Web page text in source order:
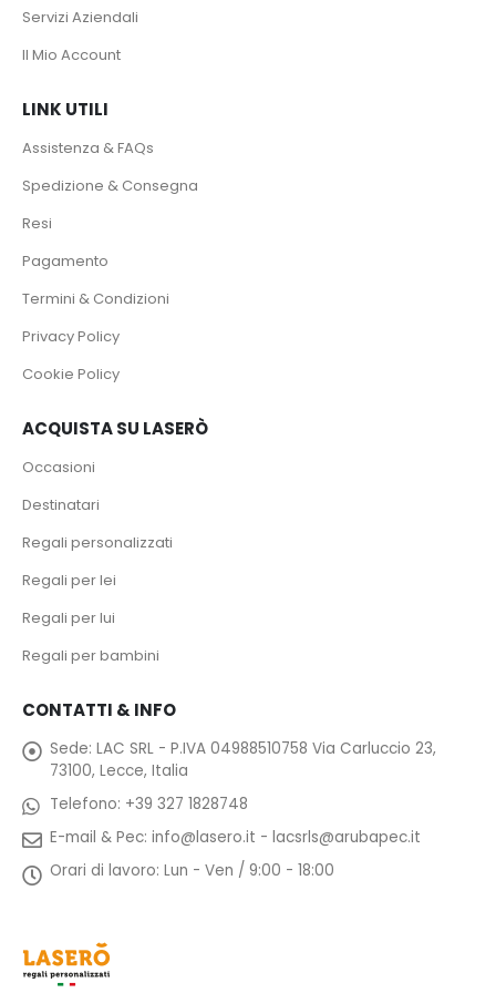
Servizi Aziendali
Il Mio Account
LINK UTILI
Assistenza & FAQs
Spedizione & Consegna
Resi
Pagamento
Termini & Condizioni
Privacy Policy
Cookie Policy
ACQUISTA SU LASERÒ
Occasioni
Destinatari
Regali personalizzati
Regali per lei
Regali per lui
Regali per bambini
CONTATTI & INFO
Sede: LAC SRL - P.IVA 04988510758 Via Carluccio 23,
73100, Lecce, Italia
Telefono: +39 327 1828748
E-mail & Pec: info@lasero.it - lacsrls@arubapec.it
Orari di lavoro: Lun - Ven / 9:00 - 18:00